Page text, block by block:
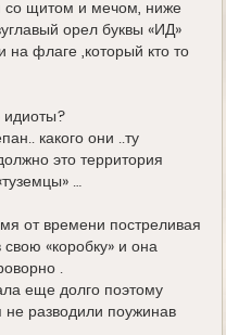
со щитом и мечом, ниже
орел буквы «ИД»
на флаге ,который кто то
идиоты?
какого они ..ту
это территория
…
от времени постреливая
«коробку» и она
.
еще долго поэтому
не разводили поужинав